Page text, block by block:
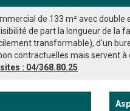
de 133 m² avec
de part la longueur de la
transformable), d'un
contractuelles mais servent
: 04/368.80.25